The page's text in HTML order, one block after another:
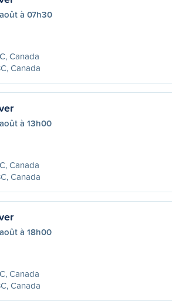
à 07h30
Canada
Canada
à 13h00
Canada
Canada
à 18h00
Canada
Canada